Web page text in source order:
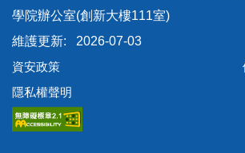
學院辦公室(創新大樓111室)
2026-07-03
資安政策
隱私權聲明